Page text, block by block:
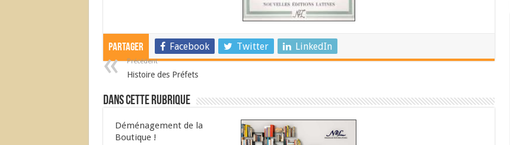
Partager Facebook Twitter LinkedIn
Précédent
Histoire des Préfets
Dans cette Rubrique
Déménagement de la
Boutique !